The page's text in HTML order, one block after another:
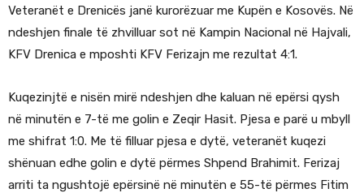
Veteranët e Drenicës janë kurorëzuar me Kupën e Kosovës. Në
ndeshjen finale të zhvilluar sot në Kampin Nacional në Hajvali,
KFV Drenica e mposhti KFV Ferizajn me rezultat 4:1.
Kuqezinjtë e nisën mirë ndeshjen dhe kaluan në epërsi qysh
në minutën e 7-të me golin e Zeqir Hasit. Pjesa e parë u mbyll
me shifrat 1:0. Me të filluar pjesa e dytë, veteranët kuqezi
shënuan edhe golin e dytë përmes Shpend Brahimit. Ferizaj
arriti ta ngushtojë epërsinë në minutën e 55-të përmes Fitim